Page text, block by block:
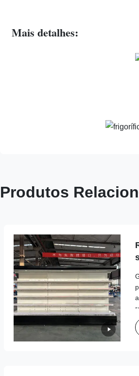
Mais detalhes:
Produtos